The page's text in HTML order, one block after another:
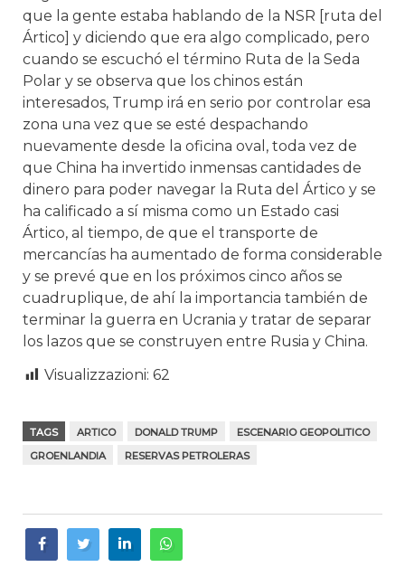
que la gente estaba hablando de la NSR [ruta del
Ártico] y diciendo que era algo complicado, pero
cuando se escuchó el término Ruta de la Seda
Polar y se observa que los chinos están
interesados, Trump irá en serio por controlar esa
zona una vez que se esté despachando
nuevamente desde la oficina oval, toda vez de
que China ha invertido inmensas cantidades de
dinero para poder navegar la Ruta del Ártico y se
ha calificado a sí misma como un Estado casi
Ártico, al tiempo, de que el transporte de
mercancías ha aumentado de forma considerable
y se prevé que en los próximos cinco años se
cuadruplique, de ahí la importancia también de
terminar la guerra en Ucrania y tratar de separar
los lazos que se construyen entre Rusia y China.
Visualizzazioni: 62
TAGS ARTICO DONALD TRUMP
ESCENARIO GEOPOLITICO
GROENLANDIA
RESERVAS PETROLERAS